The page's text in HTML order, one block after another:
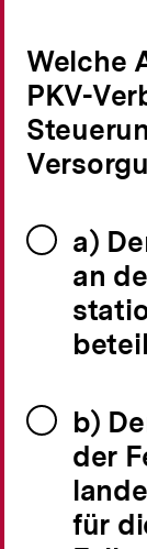
Welche
PKV-
a)
an
b)
der
für